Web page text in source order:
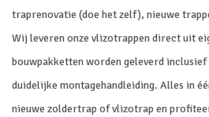
traprenovatie (doe het zelf), nieuwe
Wij leveren onze vlizotrappen direct uit
bouwpakketten worden geleverd
duidelijke montagehandleiding. Alles in
nieuwe zoldertrap of vlizotrap en